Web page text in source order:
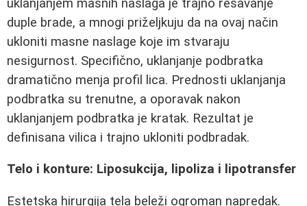
uklanjanjem masnih naslaga je trajno rešavanje
duple brade, a mnogi priželjkuju da na ovaj način
ukloniti masne naslage koje im stvaraju
nesigurnost. Specifično, uklanjanje podbratka
dramatično menja profil lica. Prednosti uklanjanja
podbratka su trenutne, a oporavak nakon
uklanjanjem podbratka je kratak. Rezultat je
definisana vilica i trajno ukloniti podbradak.
Telo i konture: Liposukcija, lipoliza i lipotransfer
Estetska hirurgija tela beleži ogroman napredak.